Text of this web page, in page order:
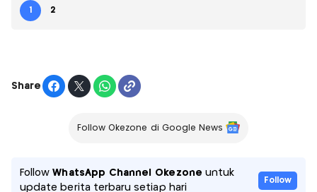
1 2
Share
Follow Okezone di Google News
FollowWhatsApp Channel Okezone untuk
update berita terbaru setiap hari
Follow